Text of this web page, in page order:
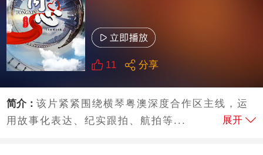
11 分享
简介：该片紧紧围绕横琴粤澳深度合作区主线，运
用故事化表达、纪实跟拍、航拍等...
展开